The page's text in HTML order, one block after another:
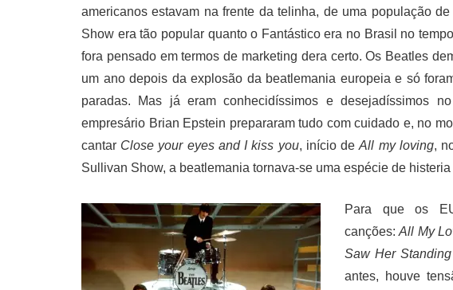
americanos estavam na frente da telinha, de uma população
Show era tão popular quanto o Fantástico era no Brasil no
fora pensado em termos de marketing dera certo. Os Beatles
um ano depois da explosão da beatlemania europeia e só
paradas. Mas já eram conhecidíssimos e desejadíssimos
empresário Brian Epstein prepararam tudo com cuidado e, no
cantar Close your eyes and I kiss you, início deAll my loving,
Sullivan Show, a beatlemania tornava-se uma espécie de
Para que os
canções:All My
Saw Her
antes, houve